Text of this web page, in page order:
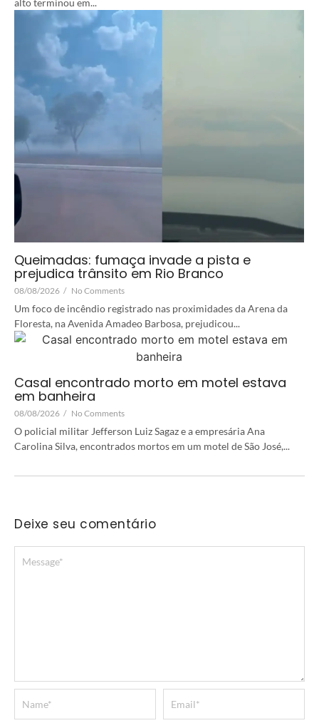
alto terminou em...
Queimadas: fumaça invade a pista e
prejudica trânsito em Rio Branco
08/08/2026 / No Comments
Um foco de incêndio registrado nas proximidades da Arena da
Floresta, na Avenida Amadeo Barbosa, prejudicou...
Casal encontrado morto em motel estava
em banheira
08/08/2026 / No Comments
O policial militar Jefferson Luiz Sagaz e a empresária Ana
Carolina Silva, encontrados mortos em um motel de São José,...
Deixe seu comentário